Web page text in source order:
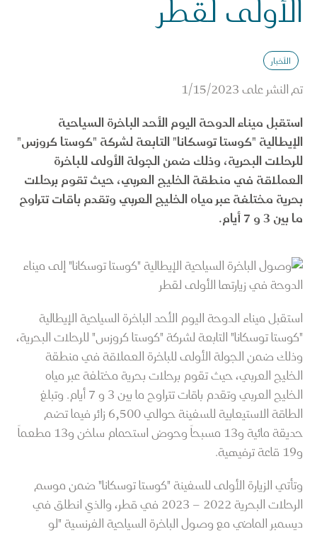
الأولى لقطر
الأخبار
تم النشر على 1/15/2023
استقبل ميناء الدوحة اليوم الأحد الباخرة السياحية
الإيطالية "كوستا توسكانا" التابعة لشركة "كوستا كروزس"
للرحلات البحرية، وذلك ضمن الجولة الأولى للباخرة
العملاقة في منطقة الخليج العربي، حيث تقوم برحلات
بحرية مختلفة عبر مياه الخليج العربي وتقدم باقات تتراوح
ما بين 3 و 7 أيام.
استقبل ميناء الدوحة اليوم الأحد الباخرة السياحية الإيطالية
"كوستا توسكانا" التابعة لشركة "كوستا كروزس" للرحلات البحرية،
وذلك ضمن الجولة الأولى للباخرة العملاقة في منطقة
الخليج العربي، حيث تقوم برحلات بحرية مختلفة عبر مياه
الخليج العربي وتقدم باقات تتراوح ما بين 3 و 7 أيام. وتبلغ
الطاقة الاستيعابية للسفينة حوالي 6,500 زائر فيما تضم
حديقة مائية و13 مسبحاً وحوض استحمام ساخن و13 مطعماً
و19 قاعة ترفيهية.
وتأتي الزيارة الأولى للسفينة "كوستا توسكانا" ضمن موسم
الرحلات البحرية 2022 – 2023 في قطر، والذي انطلق في
ديسمبر الماضي مع وصول الباخرة السياحية الفرنسية "لو